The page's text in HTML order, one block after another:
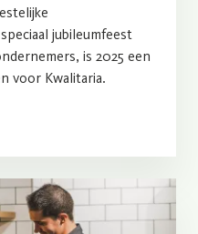
jubileumfeest
is 2025 een
voor Kwalitaria.